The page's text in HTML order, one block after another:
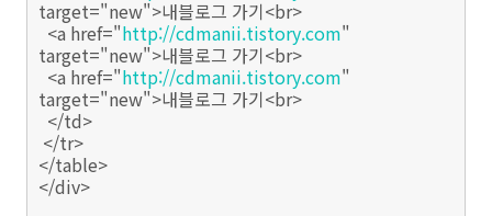
target="new">내블로그 가기<br>
<a href="http://cdmanii.tistory.com"
target="new">내블로그 가기<br>
<a href="http://cdmanii.tistory.com"
target="new">내블로그 가기<br>
</td>
</tr>
</table>
</div>